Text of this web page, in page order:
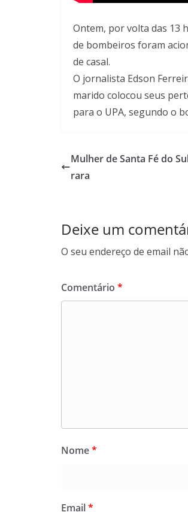
Ontem, por volta das 13
de bombeiros foram
de casal.
O jornalista Edson
marido colocou seus
para o UPA, segundo o
Mulher de Santa Fé do
rara
Deixe um
O seu endereço de email
Comentário *
Nome*
Email*